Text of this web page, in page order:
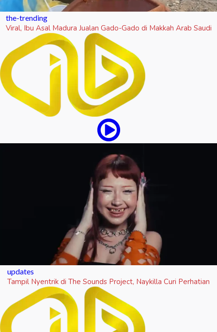
the-trending
Viral, Ibu Asal Madura Jualan Gado-Gado di Makkah Arab Saudi
updates
Tampil Nyentrik di The Sounds Project, Naykilla Curi Perhatian